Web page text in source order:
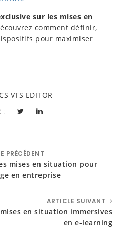
sur les mises en
comment définir,
pour maximiser
VTS EDITOR
:
PRÉCÉDENT
mises en situation pour
en entreprise
ARTICLE SUIVANT
en situation immersives
en e-learning